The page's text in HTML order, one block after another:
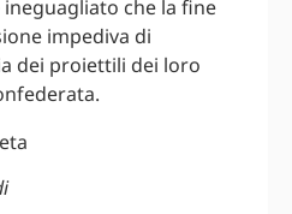
che la fine
impediva di
dei proiettili dei loro